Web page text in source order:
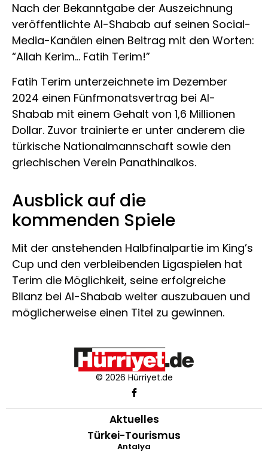
Nach der Bekanntgabe der Auszeichnung
veröffentlichte Al-Shabab auf seinen Social-
Media-Kanälen einen Beitrag mit den Worten:
“Allah Kerim… Fatih Terim!”
Fatih Terim unterzeichnete im Dezember
2024 einen Fünfmonatsvertrag bei Al-
Shabab mit einem Gehalt von 1,6 Millionen
Dollar. Zuvor trainierte er unter anderem die
türkische Nationalmannschaft sowie den
griechischen Verein Panathinaikos.
Ausblick auf die
kommenden Spiele
Mit der anstehenden Halbfinalpartie im King’s
Cup und den verbleibenden Ligaspielen hat
Terim die Möglichkeit, seine erfolgreiche
Bilanz bei Al-Shabab weiter auszubauen und
möglicherweise einen Titel zu gewinnen.
© 2026 Hürriyet.de
Aktuelles
Türkei-Tourismus
Antalya